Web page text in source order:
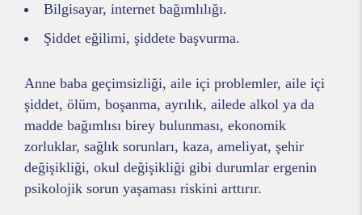
Bilgisayar, internet bağımlılığı.
Şiddet eğilimi, şiddete başvurma.
Anne baba geçimsizliği, aile içi problemler, aile içi
şiddet, ölüm, boşanma, ayrılık, ailede alkol ya da
madde bağımlısı birey bulunması, ekonomik
zorluklar, sağlık sorunları, kaza, ameliyat, şehir
değişikliği, okul değişikliği gibi durumlar ergenin
psikolojik sorun yaşaması riskini arttırır.